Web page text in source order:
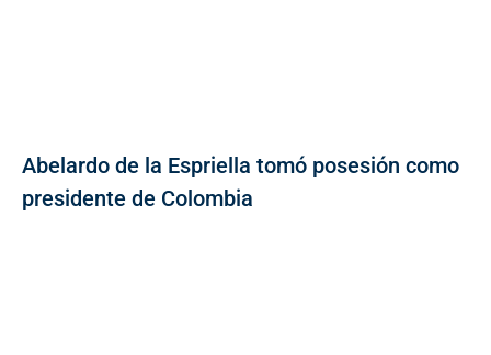
Abelardo de la Espriella tomó posesión como
presidente de Colombia